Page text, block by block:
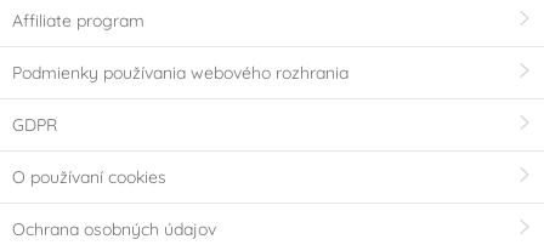
Affiliate program
Podmienky používania webového rozhrania
GDPR
O používaní cookies
Ochrana osobných údajov